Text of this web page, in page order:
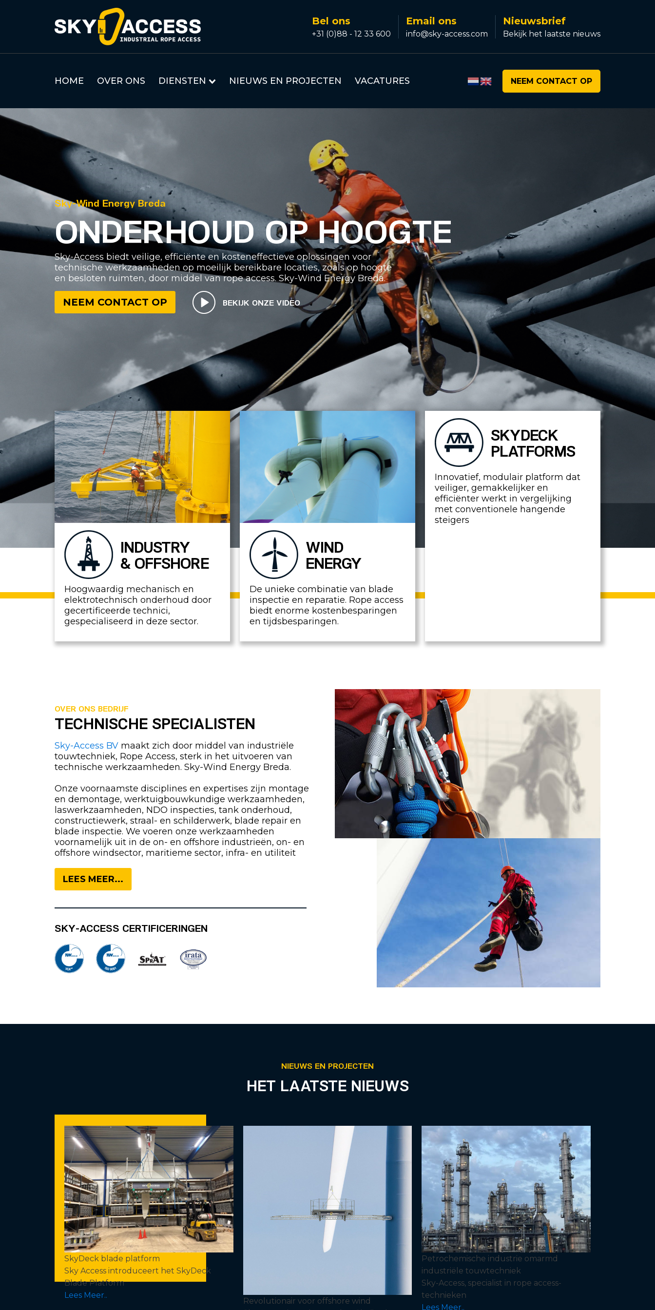
Bel ons
+31 (0)88 - 12 33 600
Email ons
info@sky-access.com
Nieuwsbrief
Bekijk het laatste nieuws
HOME OVER ONS DIENSTEN NIEUWS EN PROJECTEN VACATURES NEEM CONTACT OP
Sky-Wind Energy Breda
ONDERHOUD OP HOOGTE
Sky-Access biedt veilige, efficiënte en kosteneffectieve oplossingen voor
technische werkzaamheden op moeilijk bereikbare locaties, zoals op hoogte
en besloten ruimten, door middel van rope access. Sky-Wind Energy Breda.
NEEM CONTACT OP BEKIJK ONZE VIDEO
INDUSTRY
& OFFSHORE
Hoogwaardig mechanisch en
elektrotechnisch onderhoud door
gecertificeerde technici,
gespecialiseerd in deze sector.
WIND
ENERGY
De unieke combinatie van blade
inspectie en reparatie. Rope access
biedt enorme kostenbesparingen
en tijdsbesparingen.
SKYDECK
PLATFORMS
Innovatief, modulair platform dat
veiliger, gemakkelijker en
efficiënter werkt in vergelijking
met conventionele hangende
steigers
OVER ONS BEDRIJF
TECHNISCHE SPECIALISTEN
Sky-Access BV maakt zich door middel van industriële
touwtechniek, Rope Access, sterk in het uitvoeren van
technische werkzaamheden. Sky-Wind Energy Breda.
Onze voornaamste disciplines en expertises zijn montage
en demontage, werktuigbouwkundige werkzaamheden,
laswerkzaamheden, NDO inspecties, tank onderhoud,
constructiewerk, straal- en schilderwerk, blade repair en
blade inspectie. We voeren onze werkzaamheden
voornamelijk uit in de on- en offshore industrieën, on- en
offshore windsector, maritieme sector, infra- en utiliteit
LEES MEER...
SKY-ACCESS CERTIFICERINGEN
NIEUWS EN PROJECTEN
HET LAATSTE NIEUWS
SkyDeck blade platform
Sky Access introduceert het SkyDeck
Blade Platform
Lees Meer..
Revolutionair voor offshore wind
Petrochemische industrie omarmd
industriële touwtechniek
Sky-Access, specialist in rope access-
technieken
Lees Meer..